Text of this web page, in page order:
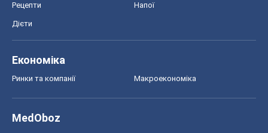
Рецепти Напої
Дієти
Економіка
Ринки та компанії Макроекономіка
MedOboz